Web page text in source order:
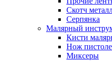
Скотч
Серпянка
Малярный
Кисти
Нож
Миксеры